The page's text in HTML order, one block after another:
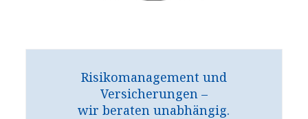
Risikomanagement und
Versicherungen –
wir beraten unabhängig.